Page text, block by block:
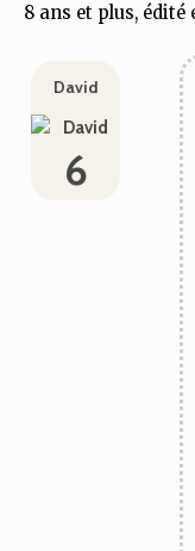
8 ans et plus, édité
David
6